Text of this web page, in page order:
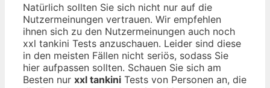
Natürlich sollten Sie sich nicht nur auf die
Nutzermeinungen vertrauen. Wir empfehlen
ihnen sich zu den Nutzermeinungen auch noch
xxl tankini Tests anzuschauen. Leider sind diese
in den meisten Fällen nicht seriös, sodass Sie
hier aufpassen sollten. Schauen Sie sich am
Besten nur xxl tankini Tests von Personen an, die